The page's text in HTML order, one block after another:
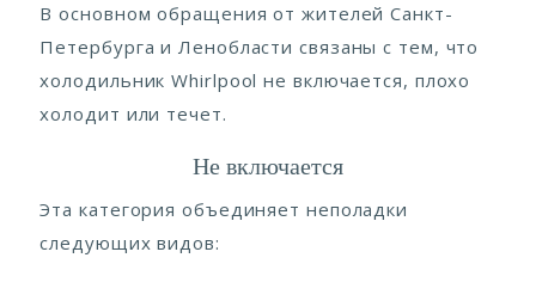
В основном обращения от жителей Санкт-
Петербурга и Ленобласти связаны с тем, что
холодильник Whirlpool не включается, плохо
холодит или течет.
Не включается
Эта категория объединяет неполадки
следующих видов: